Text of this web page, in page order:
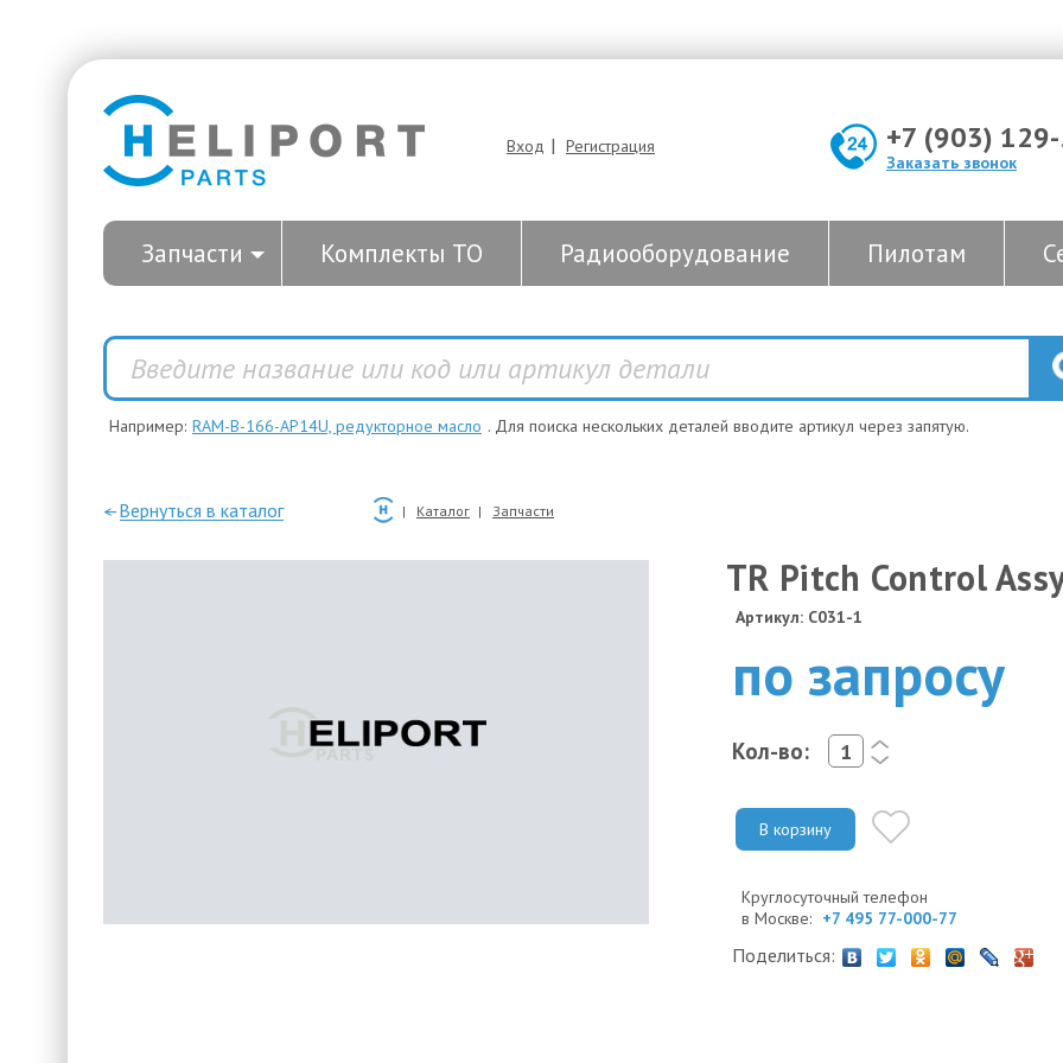
Вход | Регистрация +7 (903)
Заказать звонок
Запчасти Комплекты ТО Радиооборудование Пилотам
Например: RAM-B-166-AP14U, редукторное масло . Для поиска нескольких деталей вводите артикул через запятую.
—Вернуться в каталог Каталог Запчасти
TR Pitch Control
Артикул: C031-1
по запросу
Кол-во:
<
>
В корзину
Круглосуточный телефон
в Москве: +7 495 77-000-77
Поделиться: